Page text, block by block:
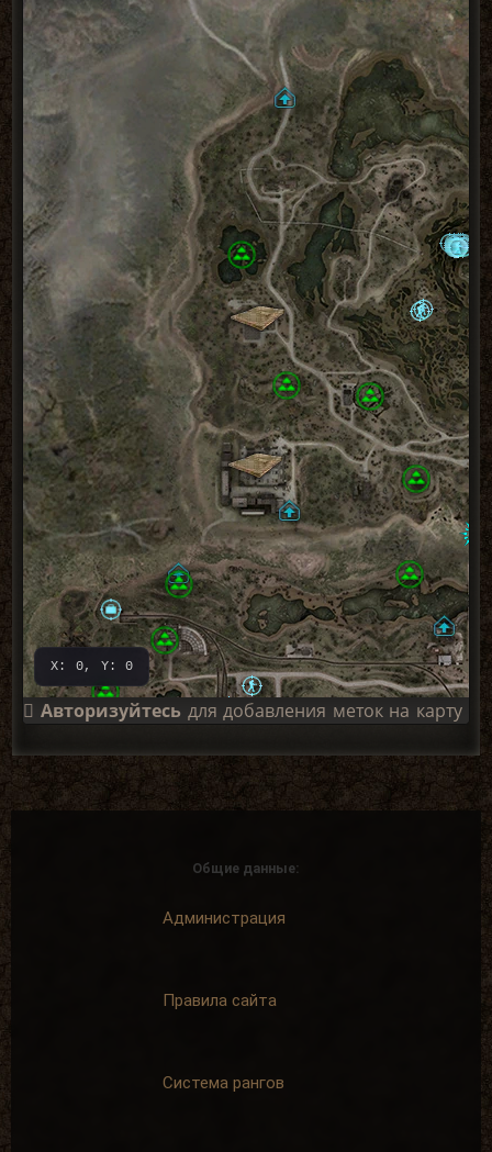
X: 0, Y: 0
Авторизуйтесьдля добавления меток на карту
Общие данные:
Администрация
Правила сайта
Система рангов